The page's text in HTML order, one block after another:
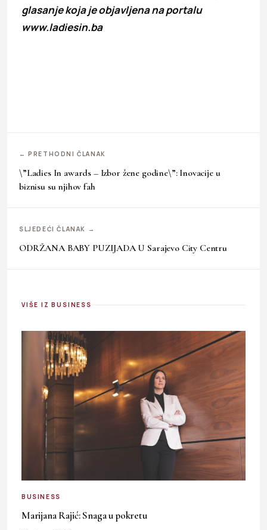
glasanje koja je objavljena na portalu
www.ladiesin.ba
← PRETHODNI ČLANAK
\”Ladies In awards – Izbor žene godine\”: Inovacije u
biznisu su njihov fah
SLJEDEĆI ČLANAK →
ODRŽANA BABY PUZIJADA U Sarajevo City Centru
VIŠE IZ BUSINESS
BUSINESS
Marijana Rajić: Snaga u pokretu